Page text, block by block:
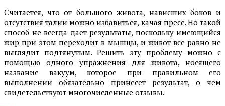
Считается, что от большого живота, нависших боков и
отсутствия талии можно избавиться, качая пресс. Но такой
способ не всегда дает результаты, поскольку имеющийся
жир при этом переходит в мышцы, и живот все равно не
выглядит подтянутым. Решить эту проблему можно с
помощью одного упражнения для живота, носящего
название вакуум, которое при правильном его
выполнении обязательно принесет результат, о чем
свидетельствуют многочисленные отзывы.